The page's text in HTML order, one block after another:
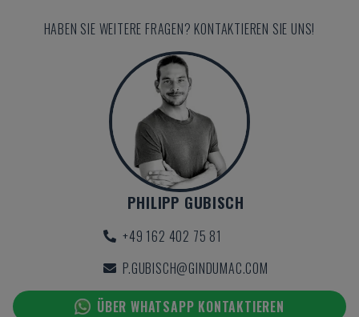
HABEN SIE WEITERE FRAGEN? KONTAKTIEREN SIE UNS!
PHILIPP GUBISCH
+49 162 402 75 81
P.GUBISCH@GINDUMAC.COM
ÜBER WHATSAPP KONTAKTIEREN